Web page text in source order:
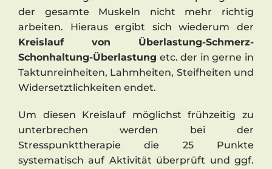
der gesamte Muskeln nicht mehr richtig
arbeiten. Hieraus ergibt sich wiederum der
Kreislauf von Überlastung-Schmerz-
Schonhaltung-Überlastung etc. der in gerne in
Taktunreinheiten, Lahmheiten, Steifheiten und
Widersetztlichkeiten endet.
Um diesen Kreislauf möglichst frühzeitig zu
unterbrechen werden bei der
Stresspunkttherapie die 25 Punkte
systematisch auf Aktivität überprüft und ggf.